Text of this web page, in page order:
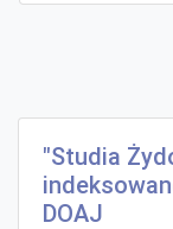
"Studia
DOAJ